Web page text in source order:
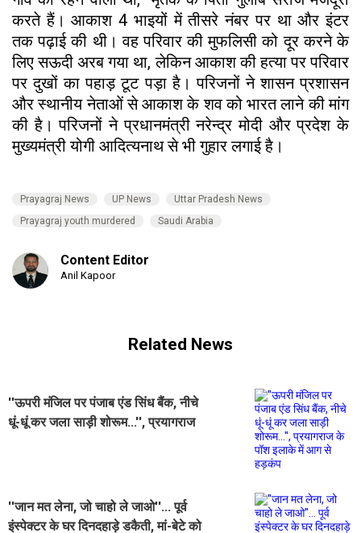
करते हैं। आकाश 4 भाइयों में तीसरे नंबर पर था और इंटर
तक पढ़ाई की थी। वह परिवार की मुफलिसी को दूर करने के
लिए सऊदी अरब गया था, लेकिन आकाश की हत्या पर परिवार
पर दुखों का पहाड़ टूट पड़ा है। परिजनों ने शासन प्रशासन
और स्थानीय नेताओं से आकाश के शव को भारत लाने की मांग
की है। परिजनों ने प्रधानमंत्री नरेन्द्र मोदी और प्रदेश के
मुख्यमंत्री योगी आदित्यनाथ से भी गुहार लगाई है।
Prayagraj News UP News
Uttar Pradesh News
Prayagraj youth murdered
Saudi Arabia
Content Editor
Anil Kapoor
Related News
''ऊपरी मंजिल पर पंजाब एंड सिंध बैंक, नीचे
धूं-धूं कर जला साड़ी शोरूम...'', प्रयागराज
''जान मत लेना, जो चाहो ले जाओ''... पूर्व
इंस्पेक्टर के घर दिनदहाड़े डकैती, मां-बेटे को